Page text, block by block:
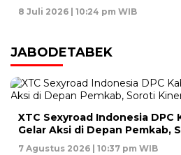
8 Juli 2026 | 10:24 pm WIB
JABODETABEK
XTC Sexyroad Indonesia DPC
Gelar Aksi di Depan Pemkab,
7 Agustus 2026 | 10:37 pm WIB